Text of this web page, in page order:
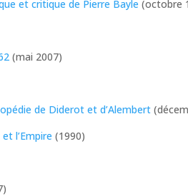
et critique de Pierre Bayle (octobre
(mai 2007)
de Diderot et d’Alembert
l’Empire (1990)